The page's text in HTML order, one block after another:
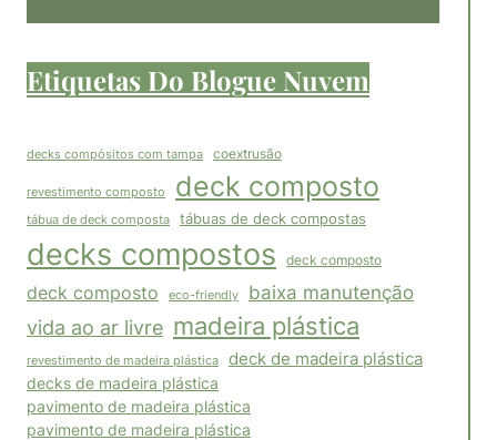
Etiquetas Do Blogue Nuvem
decks compósitos com tampa coextrusão
revestimento composto deck composto
tábua de deck composta tábuas de deck compostas
decks compostos deck composto
deck composto eco-friendly baixa manutenção
vida ao ar livre madeira plástica
revestimento de madeira plástica deck de madeira plástica
decks de madeira plástica
pavimento de madeira plástica
pavimento de madeira plástica